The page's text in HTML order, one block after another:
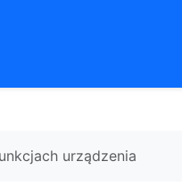
urządzenia